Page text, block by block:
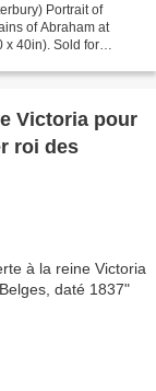
Portrait of
of Abraham at
x 40in). Sold for
Victoria pour
roi des